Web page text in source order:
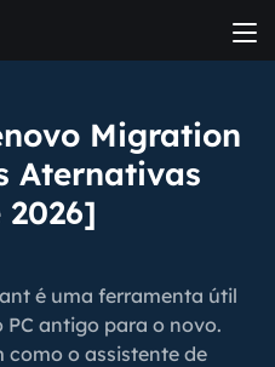
Migration
Aternativas
é uma ferramenta útil
antigo para o novo.
como o assistente de